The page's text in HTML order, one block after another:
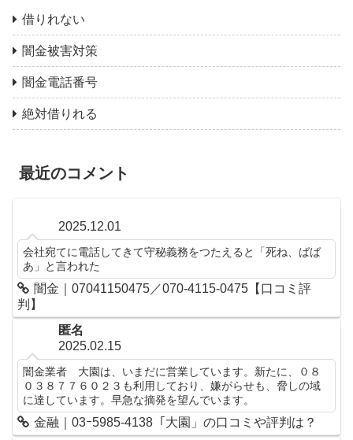
借りれない
闇金被害対策
闇金電話番号
絶対借りれる
最近のコメント
2025.12.01
会社宛てに電話してきて守秘義務をつたえると「死ね、ばば
あ」と言われた
闇金｜07041150475／070-4115-0475【口コミ評
判】
匿名
2025.02.15
闇金業者 大園は、いまだに営業しています。新たに、０８
０３８７７６０２３も利用しており、嫌がらせも、脅しの域
に達しています。早急な摘発を望んでいます。
金融｜03ｰ5985-4138「大園」の口コミや評判は？